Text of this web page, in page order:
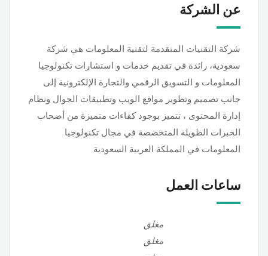
عن الشركة
شركة التقنيات المتقدمة لتقنية المعلومات هي شركة
سعودية، رائدة في تقديم خدمات و استشارات تكنولوجيا
المعلومات و التسويق الرقمي والتجارة الإلكترونية إلى
جانب تصميم وتطوير مواقع الويب وتطبيقات الجوال ونظام
إدارة المحتوى ، تتميز بوجود كفاءات متميزة من أصحاب
الخبرات الطويلة المتخصصة في مجال تكنولوجيا
المعلومات في المملكة العربية السعودية
ساعات العمل
مغلق
مغلق